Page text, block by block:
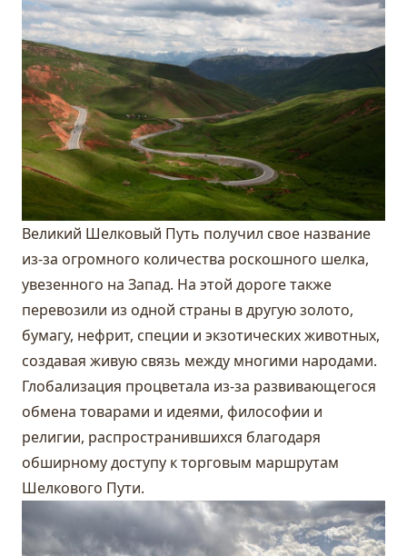
Великий Шелковый Путь получил свое название
из-за огромного количества роскошного шелка,
увезенного на Запад. На этой дороге также
перевозили из одной страны в другую золото,
бумагу, нефрит, специи и экзотических животных,
создавая живую связь между многими народами.
Глобализация процветала из-за развивающегося
обмена товарами и идеями, философии и
религии, распространившихся благодаря
обширному доступу к торговым маршрутам
Шелкового Пути.